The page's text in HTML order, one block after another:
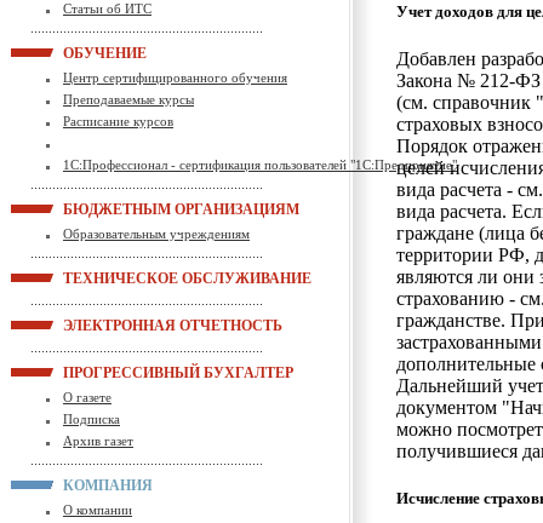
Статьи об ИТС
ОБУЧЕНИЕ
Центр сертифицированного обучения
Преподаваемые курсы
Расписание курсов
1С:Профессионал - сертификация пользователей "1С:Предприятие"
БЮДЖЕТНЫМ ОРГАНИЗАЦИЯМ
Образовательным учреждениям
ТЕХНИЧЕСКОЕ ОБСЛУЖИВАНИЕ
ЭЛЕКТРОННАЯ ОТЧЕТНОСТЬ
ПРОГРЕССИВНЫЙ БУХГАЛТЕР
О газете
Подписка
Архив газет
КОМПАНИЯ
О компании
Учет доходов для
Добавлен
Закона № 212-ФЗ
(см. справочник
страховых
Порядок
целей
вида расчета -
вида расчета.
граждане (лица
территории РФ,
являются ли они
страхованию -
гражданстве.
дополнительные
Дальнейший
документом
можно
получившиеся
Исчисление